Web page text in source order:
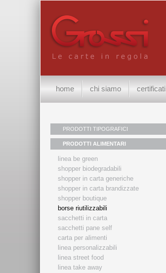
home chi siamo certificati
PRODOTTI TIPOGRAFICI
PRODOTTI ALIMENTARI
linea be green
shopper biodegradabili
shopper in carta generiche
shopper in carta brandizzate
shopper boutique
borse riutilizzabili
sacchetti in carta
sacchetti pane self
carta per alimenti
linea personalizzabili
linea street food
linea take away